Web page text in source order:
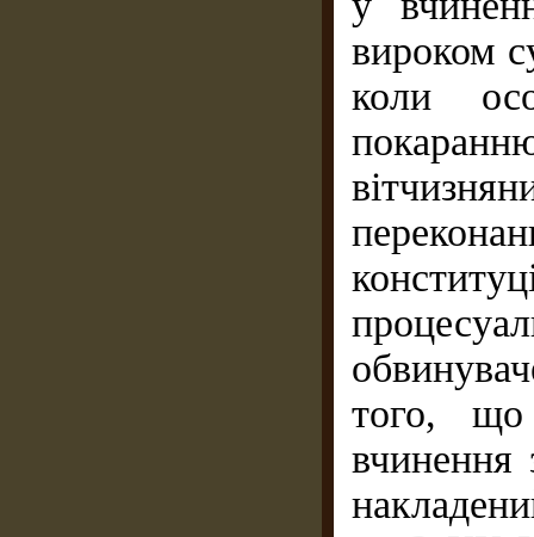
вироком
коли
того, що